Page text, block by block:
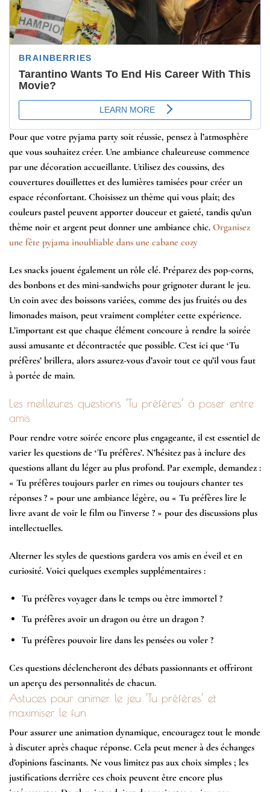
Pour que votre pyjama party soit réussie, pensez à l’atmosphère
que vous souhaitez créer. Une ambiance chaleureuse commence
par une décoration accueillante. Utilisez des coussins, des
couvertures douillettes et des lumières tamisées pour créer un
espace réconfortant. Choisissez un thème qui vous plaît; des
couleurs pastel peuvent apporter douceur et gaieté, tandis qu’un
thème noir et argent peut donner une ambiance chic. Organisez
une fête pyjama inoubliable dans une cabane cozy
Les snacks jouent également un rôle clé. Préparez des pop-corns,
des bonbons et des mini-sandwichs pour grignoter durant le jeu.
Un coin avec des boissons variées, comme des jus fruités ou des
limonades maison, peut vraiment compléter cette expérience.
L’important est que chaque élément concoure à rendre la soirée
aussi amusante et décontractée que possible. C’est ici que ‘Tu
préfères’ brillera, alors assurez-vous d’avoir tout ce qu’il vous faut
à portée de main.
Les meilleures questions ‘Tu préfères’ à poser entre
amis
Pour rendre votre soirée encore plus engageante, il est essentiel de
varier les questions de ‘Tu préfères’. N’hésitez pas à inclure des
questions allant du léger au plus profond. Par exemple, demandez :
« Tu préfères toujours parler en rimes ou toujours chanter tes
réponses ? » pour une ambiance légère, ou « Tu préfères lire le
livre avant de voir le film ou l’inverse ? » pour des discussions plus
intellectuelles.
Alterner les styles de questions gardera vos amis en éveil et en
curiosité. Voici quelques exemples supplémentaires :
Tu préfères voyager dans le temps ou être immortel ?
Tu préfères avoir un dragon ou être un dragon ?
Tu préfères pouvoir lire dans les pensées ou voler ?
Ces questions déclencheront des débats passionnants et offriront
un aperçu des personnalités de chacun.
Astuces pour animer le jeu ‘Tu préfères’ et
maximiser le fun
Pour assurer une animation dynamique, encouragez tout le monde
à discuter après chaque réponse. Cela peut mener à des échanges
d’opinions fascinants. Ne vous limitez pas aux choix simples ; les
justifications derrière ces choix peuvent être encore plus